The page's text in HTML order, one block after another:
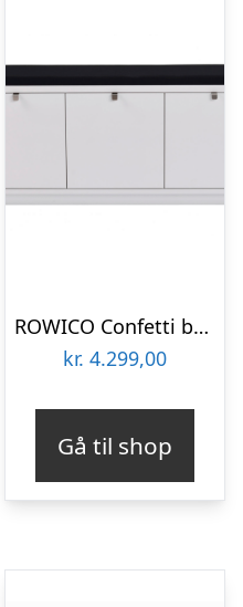
ROWICO Confetti bænk – hvidlakeret træ/sort stofhynde, m. 3 skuffer
kr. 4.299,00
Gå til shop